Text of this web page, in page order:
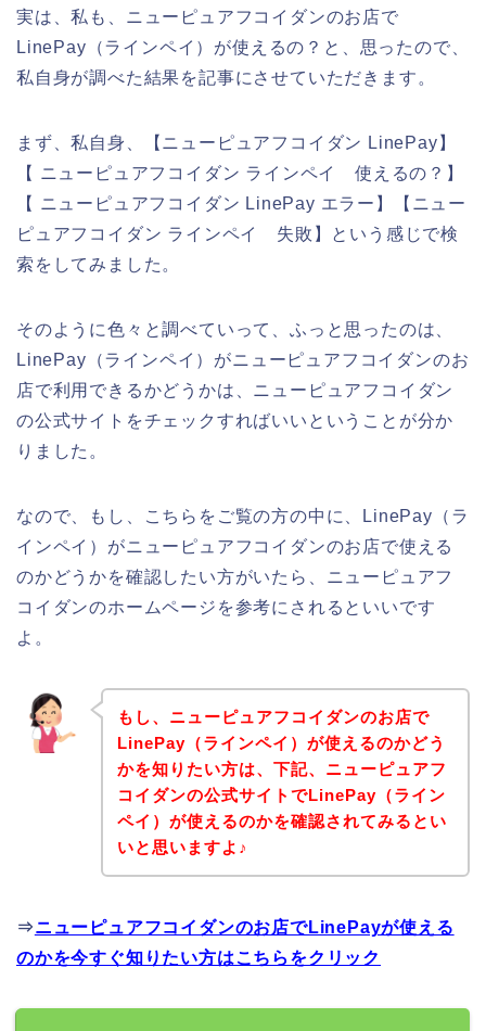
実は、私も、ニューピュアフコイダンのお店で
LinePay（ラインペイ）が使えるの？と、思ったので、
私自身が調べた結果を記事にさせていただきます。
まず、私自身、【ニューピュアフコイダン LinePay】
【 ニューピュアフコイダン ラインペイ 使えるの？】
【 ニューピュアフコイダン LinePay エラー】【ニュー
ピュアフコイダン ラインペイ 失敗】という感じで検
索をしてみました。
そのように色々と調べていって、ふっと思ったのは、
LinePay（ラインペイ）がニューピュアフコイダンのお
店で利用できるかどうかは、ニューピュアフコイダン
の公式サイトをチェックすればいいということが分か
りました。
なので、もし、こちらをご覧の方の中に、LinePay（ラ
インペイ）がニューピュアフコイダンのお店で使える
のかどうかを確認したい方がいたら、ニューピュアフ
コイダンのホームページを参考にされるといいです
よ。
もし、ニューピュアフコイダンのお店で
LinePay（ラインペイ）が使えるのかどう
かを知りたい方は、下記、ニューピュアフ
コイダンの公式サイトでLinePay（ライン
ペイ）が使えるのかを確認されてみるとい
いと思いますよ♪
⇒ニューピュアフコイダンのお店でLinePayが使える
のかを今すぐ知りたい方はこちらをクリック